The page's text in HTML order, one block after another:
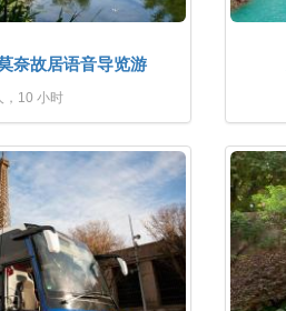
奈故居语音导览游
，10 小时